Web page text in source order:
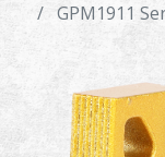
Airsoft Rifle
Pistola de Airsoft
Piezas & Accesorios
GPM1911